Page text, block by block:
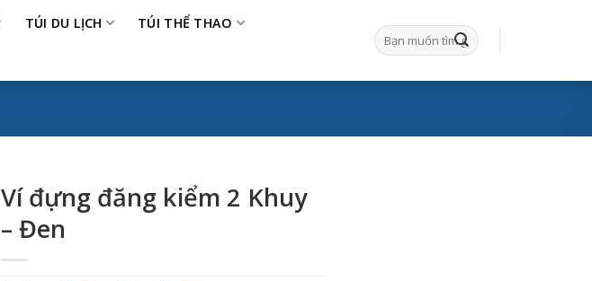
TÚI DU LỊCH TÚI THỂ THAO
Tìm
kiếm:
Ví đựng đăng kiểm 2 Khuy
– Đen